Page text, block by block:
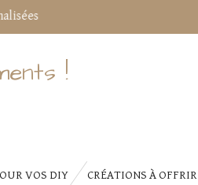
!
VOS DIY CRÉATIONS À OFFRIR